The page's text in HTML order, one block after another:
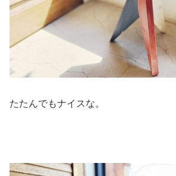
たたんでもナイスな。